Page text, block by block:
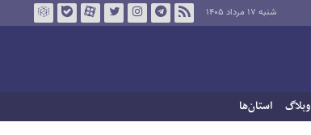
شنبه ۱۷ مرداد ۱۴۰۵
وبلاگ استان‌ها